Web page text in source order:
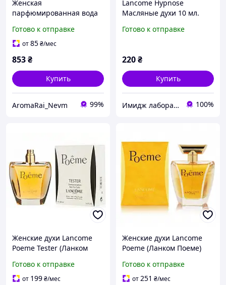
Женская
парфюмированная вода
Гипноз) 100 мл
Готово к отправке
от85₴/мес
853₴
Купить
AromaRai_Nevm 99%
Lancome Hypnose
Масляные духи 10 мл.
Готово к отправке
220₴
Купить
Имидж лаборатория & Масляные духи 100%
Женские духи Lancome
Poeme Tester (Ланком
Парфюмированная вода
100 ml/мл Тестер
Готово к отправке
от 199₴/мес
Женские духи Lancome
Poeme (Ланком Поеме)
100 ml/мл
Готово к отправке
от251 ₴/мес